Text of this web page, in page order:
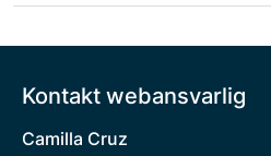
Kontakt webansvarlig
Camilla Cruz